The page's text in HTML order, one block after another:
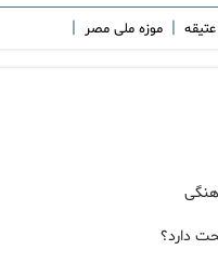
| موزه ملی مصر |